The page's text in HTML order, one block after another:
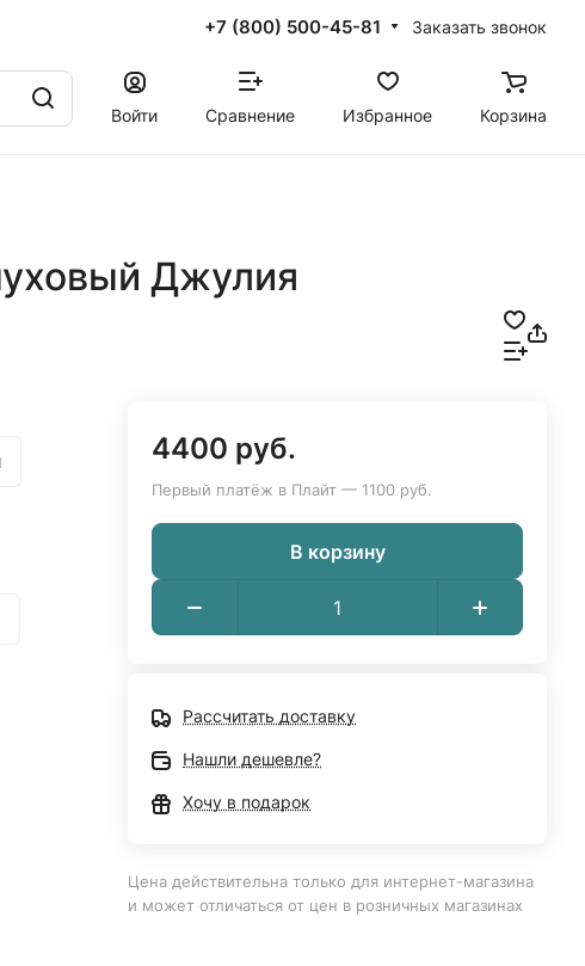
+7 (800) 500-45-81 Заказать звонок
Войти
Сравнение Избранное Корзина
Джулия
4400 руб.
Первый платёж в Плайт — 1100 руб.
В корзину
Рассчитать доставку
Нашли дешевле?
Хочу в подарок
Цена действительна только для интернет-магазина
и может отличаться от цен в розничных магазинах